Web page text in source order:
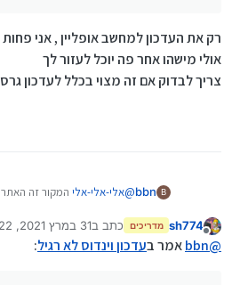
רק את העדכון למחשב אופליין , אני פחות
אולי מישהו אחר פה יוכל לעזור לך
צריך לבדוק אם זה מצוי בכלל לעדכון
B
bbn
@אלי-אלי-אלי המקור זה
download/windows10
פשוט שעשיתי תצוגה של טלפון
ואם תרצה בכל זאת להוריד
זה ל32
מנותק
sh774 מדריכים כתב ב31 במרץ 2021, 10:22
נערך לאחרונה על ידי sh774
@
bbnאמר בעדכון וינדוס לא רגיל: